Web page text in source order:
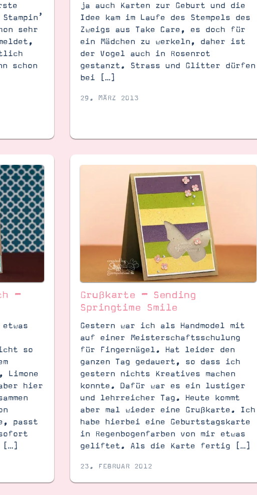
SUCHE
sehr
schon
ja auch Karten zur Geburt und die
Idee kam im Laufe des Stempels des
Zweigs aus Take Care, es doch für
ein Mädchen zu werkeln, daher ist
der Vogel auch in Rosenrot
gestanzt. Strass und Glitter dürfen
bei […]
29. MÄRZ 2013
–
so
Limone
hier
passt
[…]
Grußkarte – Sending
Springtime Smile
Gestern war ich als Handmodel mit
auf einer Meisterschaftsschulung
für Fingernägel. Hat leider den
ganzen Tag gedauert, so dass ich
gestern nichts Kreatives machen
konnte. Dafür war es ein lustiger
und lehrreicher Tag. Heute kommt
aber mal wieder eine Grußkarte. Ich
habe hierbei eine Geburtstagskarte
in Regenbogenfarben von mir etwas
geliftet. Als die Karte fertig […]
23. FEBRUAR 2012